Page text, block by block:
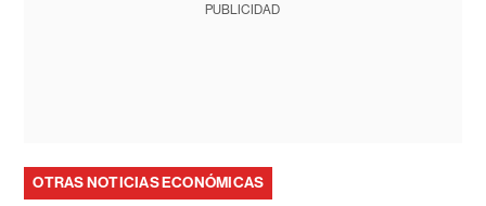
PUBLICIDAD
OTRAS NOTICIAS ECONÓMICAS